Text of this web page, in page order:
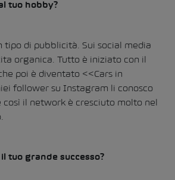
tuo hobby?
tipo di pubblicità. Sui social media
organica. Tutto è iniziato con il
poi è diventato <<Cars in
follower su Instagram li conosco
così il network è cresciuto molto nel
tuo grande successo?